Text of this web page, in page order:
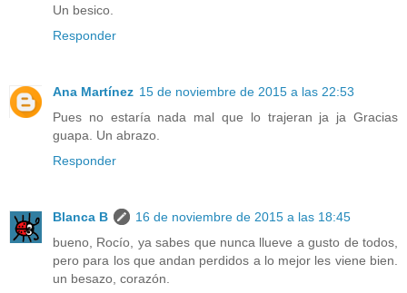
Un besico.
Responder
Ana Martínez 15 de noviembre de 2015 a las 22:53
Pues no estaría nada mal que lo trajeran ja ja Gracias
guapa. Un abrazo.
Responder
Blanca B
16 de noviembre de 2015 a las 18:45
bueno, Rocío, ya sabes que nunca llueve a gusto de todos,
pero para los que andan perdidos a lo mejor les viene bien.
un besazo, corazón.